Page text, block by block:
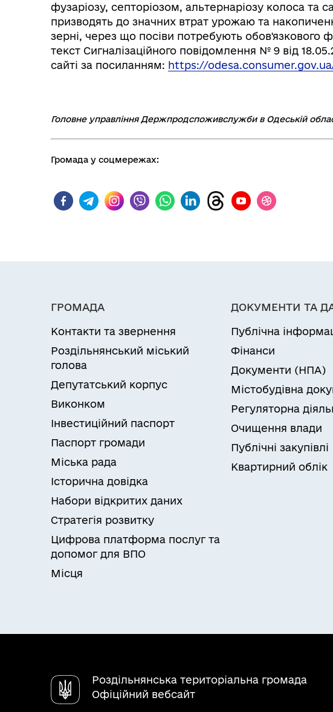
фузаріозу, септоріозом, альтернаріозу колоса та
призводять до значних втрат урожаю та
зерні, через що посіви потребують обов'язкового
текст Сигналізаційного повідомлення № 9 від
сайті за посиланням: https://odesa.consumer.gov.ua/
Головне управління Держпродспоживслужби в Одеській
Громада у соцмережах:
ГРОМАДА
Контакти та звернення
Роздільнянський міський
голова
Депутатський корпус
Виконком
Інвестиційний паспорт
Паспорт громади
Міська рада
Історична довідка
Набори відкритих даних
Стратегія розвитку
Цифрова платформа послуг та
допомог для ВПО
Місця
ДОКУМЕНТИ ТА
Публічна
Фінанси
Документи (НПА)
Містобудівна
Регуляторна
Очищення влади
Публічні закупівлі
Квартирний облік
Роздільнянська територіальна громада
Офіційний вебсайт